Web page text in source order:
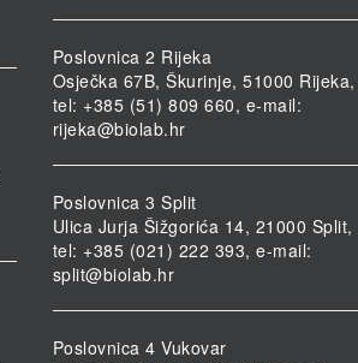
Poslovnica 2 Rijeka
Osječka 67B, Škurinje, 51000 Rijeka,
tel: +385 (51) 809 660, e-mail:
rijeka@biolab.hr
Poslovnica 3 Split
Ulica Jurja Šižgorića 14, 21000 Split,
tel: +385 (021) 222 393, e-mail:
split@biolab.hr
Poslovnica 4 Vukovar